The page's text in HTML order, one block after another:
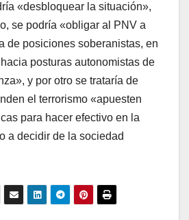
«desbloquear la situación»,
se podrí­a «obligar al PNV a
de posiciones soberanistas, en
posturas autonomistas de
y por otro se tratarí­a de
el terrorismo «apuesten
para hacer efectivo en la
a decidir de la sociedad